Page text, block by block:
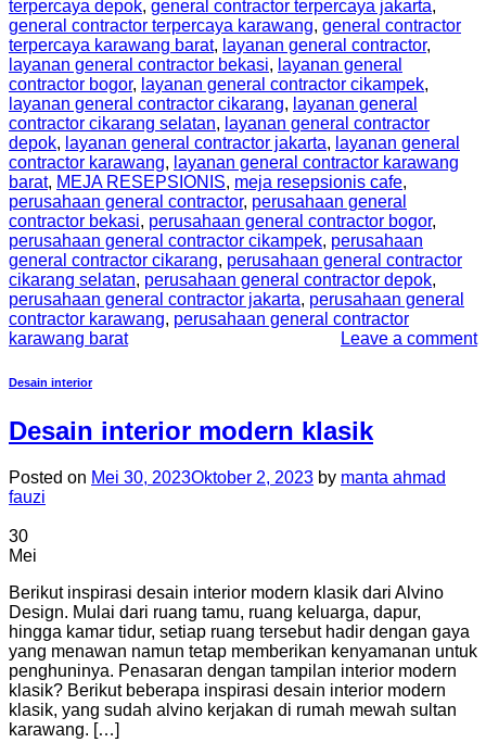
terpercaya depok, general contractor terpercaya jakarta,
general contractor terpercaya karawang, general contractor
terpercaya karawang barat, layanan general contractor,
layanan general contractor bekasi, layanan general
contractor bogor, layanan general contractor cikampek,
layanan general contractor cikarang, layanan general
contractor cikarang selatan, layanan general contractor
depok, layanan general contractor jakarta, layanan general
contractor karawang, layanan general contractor karawang
barat, MEJA RESEPSIONIS, meja resepsionis cafe,
perusahaan general contractor, perusahaan general
contractor bekasi, perusahaan general contractor bogor,
perusahaan general contractor cikampek, perusahaan
general contractor cikarang, perusahaan general contractor
cikarang selatan, perusahaan general contractor depok,
perusahaan general contractor jakarta, perusahaan general
contractor karawang, perusahaan general contractor
karawang barat
Leave a comment
Desain interior
Desain interior modern klasik
Posted on Mei 30, 2023Oktober 2, 2023 by manta ahmad
fauzi
30
Mei
Berikut inspirasi desain interior modern klasik dari Alvino
Design. Mulai dari ruang tamu, ruang keluarga, dapur,
hingga kamar tidur, setiap ruang tersebut hadir dengan gaya
yang menawan namun tetap memberikan kenyamanan untuk
penghuninya. Penasaran dengan tampilan interior modern
klasik? Berikut beberapa inspirasi desain interior modern
klasik, yang sudah alvino kerjakan di rumah mewah sultan
karawang. […]